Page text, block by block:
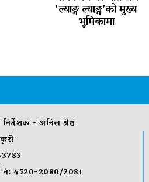
‘ल्याङ्ग ल्याङ्ग’को मुख्य
भूमिकामा
- अनिल श्रेष्ठ
नं: 4520-2080/2081